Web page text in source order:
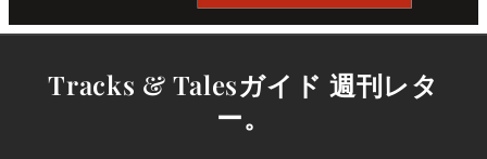
Tracks & Talesガイド 週刊レタ
ー。